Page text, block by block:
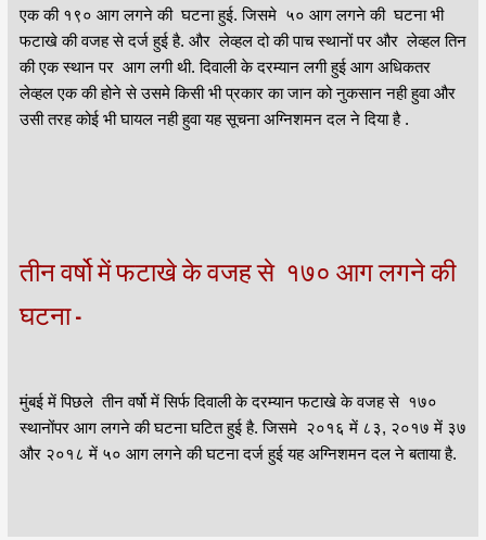
एक की १९० आग लगने की घटना हुई. जिसमे ५० आग लगने की घटना भी
फटाखे की वजह से दर्ज हुई है. और लेव्हल दो की पाच स्थानों पर और लेव्हल तिन
की एक स्थान पर आग लगी थी. दिवाली के दरम्यान लगी हुई आग अधिकतर
लेव्हल एक की होने से उसमे किसी भी प्रकार का जान को नुकसान नही हुवा और
उसी तरह कोई भी घायल नही हुवा यह सूचना अग्निशमन दल ने दिया है .
तीन वर्षो में फटाखे के वजह से १७० आग लगने की
घटना -
मुंबई में पिछले तीन वर्षो में सिर्फ दिवाली के दरम्यान फटाखे के वजह से १७०
स्थानोंपर आग लगने की घटना घटित हुई है. जिसमे २०१६ में ८३, २०१७ में ३७
और २०१८ में ५० आग लगने की घटना दर्ज हुई यह अग्निशमन दल ने बताया है.